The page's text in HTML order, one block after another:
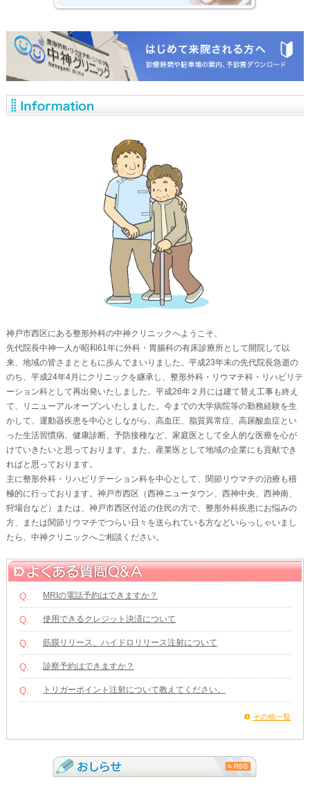
神戸市西区にある整形外科の中神クリニックへようこそ。
先代院長中神一人が昭和61年に外科・胃腸科の有床診療所として開院して以
来、地域の皆さまとともに歩んでまいりました。平成23年末の先代院長急逝の
のち、平成24年4月にクリニックを継承し、整形外科・リウマチ科・リハビリテ
ーション科として再出発いたしました。平成26年２月には建て替え工事も終え
て、リニューアルオープンいたしました。今までの大学病院等の勤務経験を生
かして、運動器疾患を中心としながら、高血圧、脂質異常症、高尿酸血症とい
った生活習慣病、健康診断、予防接種など、家庭医として全人的な医療を心が
けていきたいと思っております。また、産業医として地域の企業にも貢献でき
ればと思っております。
主に整形外科・リハビリテーション科を中心として、関節リウマチの治療も積
極的に行っております。神戸市西区（西神ニュータウン、西神中央、西神南、
狩場台など）または、神戸市西区付近の住民の方で、整形外科疾患にお悩みの
方、または関節リウマチでつらい日々を送られている方などいらっしゃいまし
たら、中神クリニックへご相談ください。
Q. MRIの電話予約はできますか？
Q. 使用できるクレジット決済について
Q. 筋膜リリース、ハイドロリリース注射について
Q. 診察予約はできますか？
Q. トリガーポイント注射について教えてください。
その他一覧